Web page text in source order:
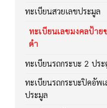
ทะเบียนสวยเลขประมูล
ทะเบียนเลขมงคลป้าย
ดำ
ทะเบียนรถกระบะ 2 ประ
ทะเบียนรถกระบะปิคอัพเ
ประมูล